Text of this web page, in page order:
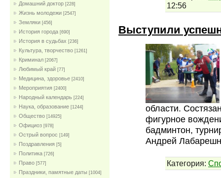
Домашний доктор [228]
Жизнь молодежи [2547]
Земляки [456]
История города [690]
История в судьбах [236]
Культура, творчество [1261]
Криминал [2067]
Любимый край [77]
Медицина, здоровье [2410]
Мероприятия [2400]
Народный календарь [224]
Наука, образование [1244]
Общество [14925]
Официоз [978]
Острый вопрос [149]
Поздравления [5]
Политика [726]
Право [577]
Праздники, памятные даты [1004]
12:56
Выступили
области.
фигурное
бадминтон,
Андрей
Категория: